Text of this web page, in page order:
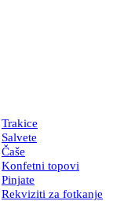
Trakice
Salvete
Čaše
Konfetni topovi
Pinjate
Rekviziti za fotkanje